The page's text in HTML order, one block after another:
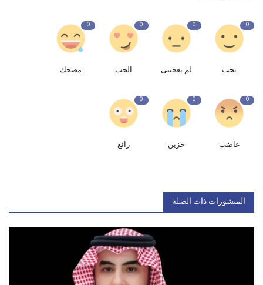
0
يحب
0
لم يعجبنى
0
الحب
0
مضحك
0
غاضب
0
حزين
0
رائع
المنشورات ذات الصلة